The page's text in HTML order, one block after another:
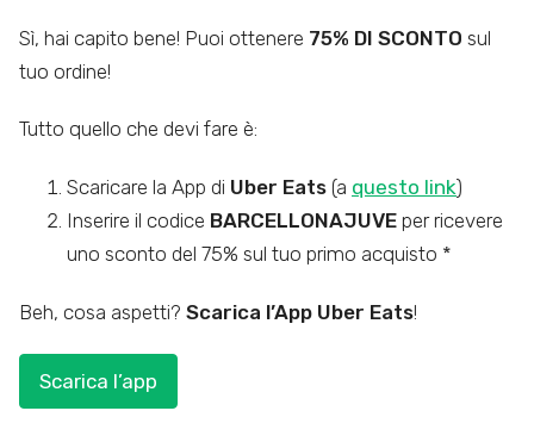
Sì, hai capito bene! Puoi ottenere 75% DI SCONTO sul
tuo ordine!
Tutto quello che devi fare è:
Scaricare la App di Uber Eats (a questo link)
Inserire il codice BARCELLONAJUVE per ricevere
uno sconto del 75% sul tuo primo acquisto *
Beh, cosa aspetti? Scarica l’App Uber Eats!
Scarica l’app